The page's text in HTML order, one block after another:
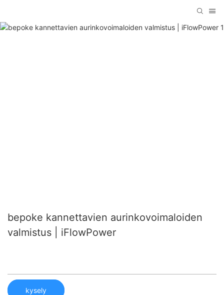
bepoke kannettavien aurinkovoimaloiden
valmistus | iFlowPower
kysely